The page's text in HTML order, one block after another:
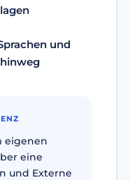
und
eigenen
eine
und Externe